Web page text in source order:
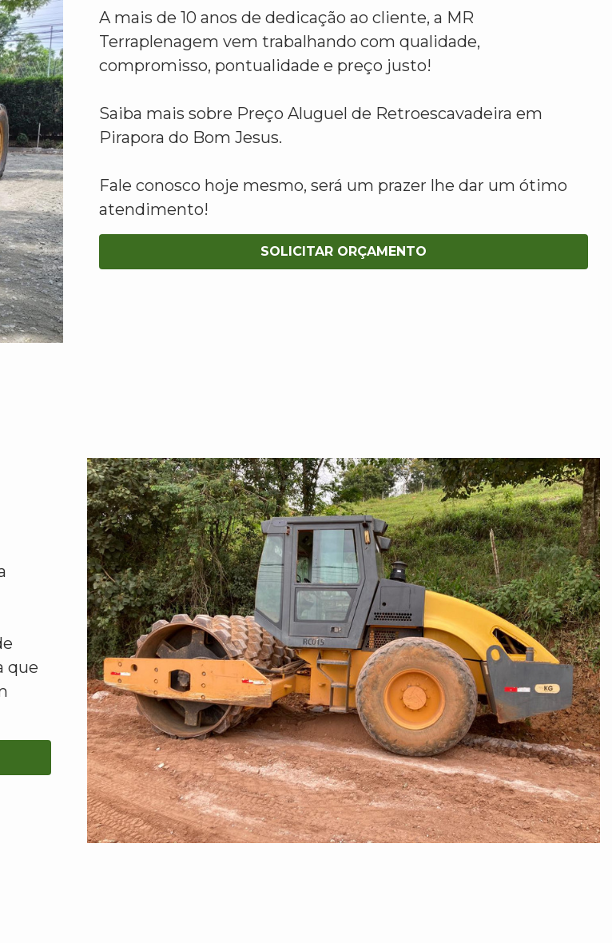
A mais de 10 anos de dedicação ao cliente, a MR
Terraplenagem vem trabalhando com qualidade,
compromisso, pontualidade e preço justo!
Saiba mais sobre Preço Aluguel de Retroescavadeira em
Pirapora do Bom Jesus.
Fale conosco hoje mesmo, será um prazer lhe dar um ótimo
atendimento!
SOLICITAR ORÇAMENTO
que